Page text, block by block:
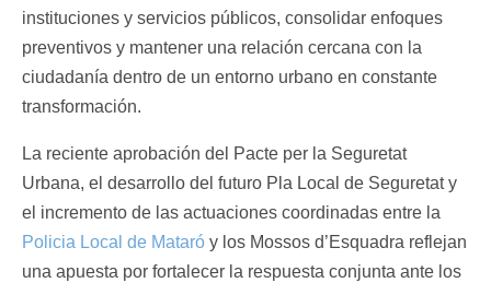
instituciones y servicios públicos, consolidar enfoques
preventivos y mantener una relación cercana con la
ciudadanía dentro de un entorno urbano en constante
transformación.
La reciente aprobación del Pacte per la Seguretat
Urbana, el desarrollo del futuro Pla Local de Seguretat y
el incremento de las actuaciones coordinadas entre la
Policia Local de Mataróy los Mossos d’Esquadra reflejan
una apuesta por fortalecer la respuesta conjunta ante los